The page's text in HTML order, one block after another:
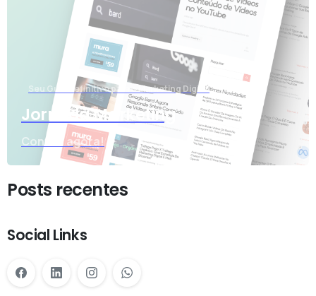
Seu Guia Definitivo para o Marketing Digital
Jornada Marketing
Confira agora!
Posts recentes
Social Links